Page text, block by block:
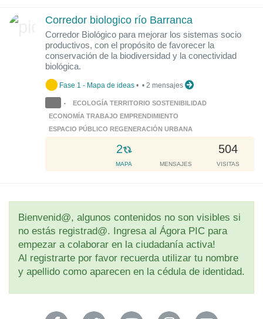
i
n
g
.
.
Corredor biologico río Barranca
Corredor Biológico para mejorar los sistemas socio
productivos, con el propósito de favorecer la
conservación de la biodiversidad y la conectividad
biológica.
Fase 1 - Mapa de ideas •
•
ECOLOGÍA TERRITORIO SOSTENIBILIDAD
ECONOMÍA TRABAJO EMPRENDIMIENTO
ESPACIO PÚBLICO REGENERACIÓN URBANA
2
L
o
a
i
n
g
.
.
MAPA MENSAJES
504
VISITAS
• 2 mensajes
Bienvenid@, algunos contenidos no son visibles si
no estás registrad@. Ingresa al Ágora PIC para
empezar a colaborar en la ciudadanía activa!
Al registrarte por favor recuerda utilizar tu nombre
y apellido como aparecen en la cédula de identidad.